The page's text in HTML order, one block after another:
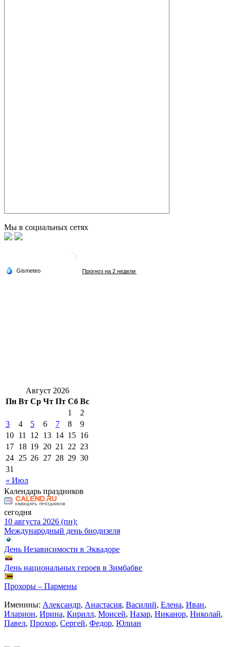
Мы в социальных сетях
Август 2026
Пн Вт Ср Чт Пт Сб Вс
« Июл
1
2
3
4 5 6 7 8
9
10 11 12 13 14 15 16
17 18 19 20 21 22 23
24 25 26 27 28 29 30
31
Календарь праздников
сегодня
10 августа 2026 (пн):
Международный день биодизеля
День Независимости в Эквадоре
День национальных героев в Зимбабве
Прохоры – Пармены
Именины: Александр, Анастасия, Василий, Елена, Иван,
Иларион, Ирина, Кирилл, Моисей, Назар, Никанор, Николай,
Павел, Прохор, Сергей, Федор, Юлиан